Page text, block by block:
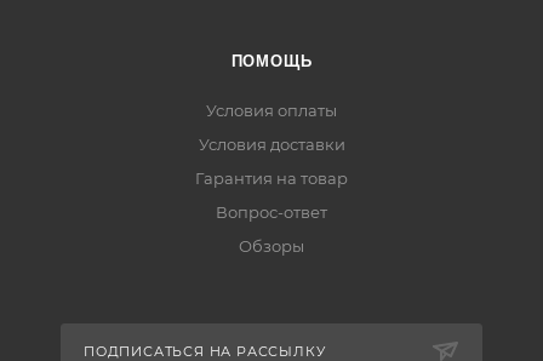
ПОМОЩЬ
Условия оплаты
Условия доставки
Гарантия на товар
Вопрос-ответ
Обзоры
ПОДПИСАТЬСЯ НА РАССЫЛКУ